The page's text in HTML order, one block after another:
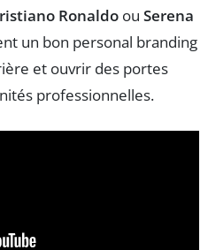
Ronaldo ou Serena
un bon personal branding
et ouvrir des portes
professionnelles.